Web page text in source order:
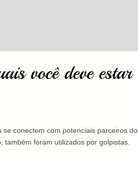
você deve estar
conectem com potenciais parceiros do
foram utilizados por golpistas.